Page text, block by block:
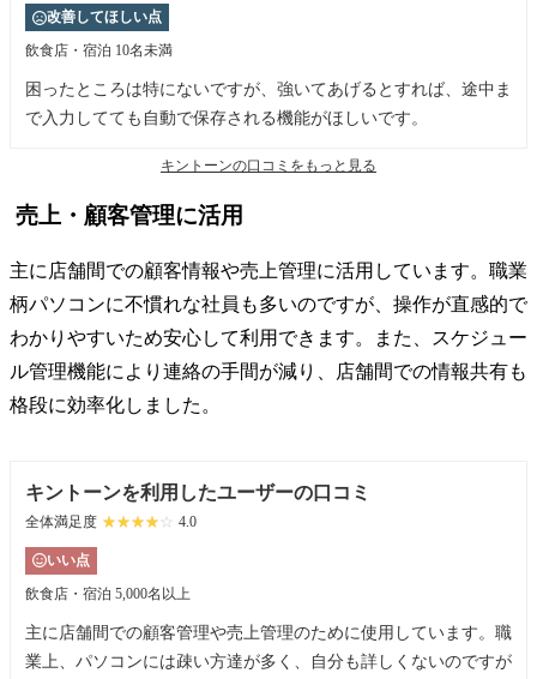
改善してほしい点
飲食店・宿泊 10名未満
困ったところは特にないですが、強いてあげるとすれば、途中ま
で入力してても自動で保存される機能がほしいです。
キントーンの口コミをもっと見る
売上・顧客管理に活用
主に店舗間での顧客情報や売上管理に活用しています。職業
柄パソコンに不慣れな社員も多いのですが、操作が直感的で
わかりやすいため安心して利用できます。また、スケジュー
ル管理機能により連絡の手間が減り、店舗間での情報共有も
格段に効率化しました。
キントーンを利用したユーザーの口コミ
全体満足度 ☆☆☆☆☆
★★★★★ 4.0
いい点
飲食店・宿泊 5,000名以上
主に店舗間での顧客管理や売上管理のために使用しています。職
業上、パソコンには疎い方達が多く、自分も詳しくないのですが